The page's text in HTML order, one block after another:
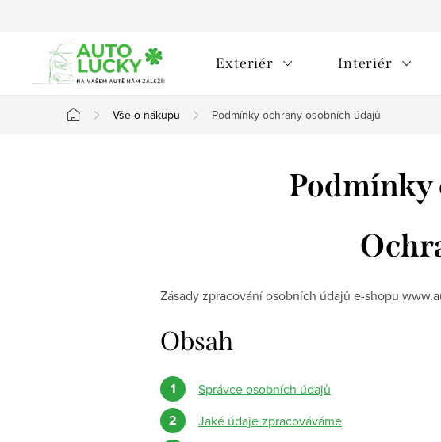
Exteriér Interiér
Domů
Vše o nákupu Podmínky ochrany osobních údajů
Podmínky
Zásady zpracování osobních údajů e-shopu
Obsah
Správce osobních údajů
Jaké údaje zpracováváme